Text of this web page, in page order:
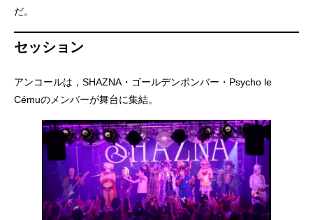
だ。
セッション
アンコールは，SHAZNA・ゴールデンボンバー・Psycho le
Cémuのメンバーが舞台に集結。